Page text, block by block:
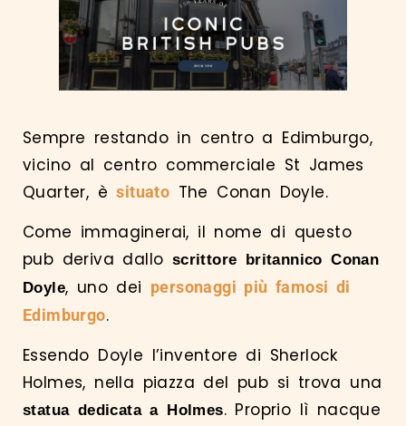
Sempre restando in centro a Edimburgo,
vicino al centro commerciale St James
Quarter, èsituato The Conan Doyle.
Come immaginerai, il nome di questo
pub deriva dallo scrittore britannico Conan
Doyle, uno dei personaggi più famosi di
Edimburgo.
Essendo Doyle l’inventore di Sherlock
Holmes, nella piazza del pub si trova una
statua dedicata a Holmes. Proprio lì nacque